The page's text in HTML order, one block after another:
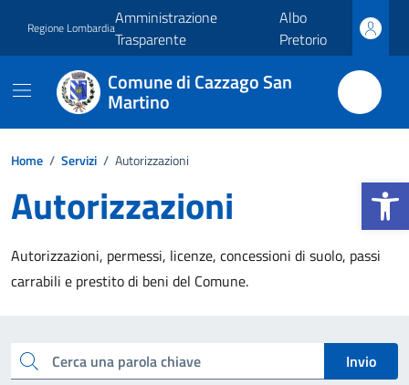
Apri la
Regione LombardiaAmministrazione
Trasparente
Albo
Pretorio
Comune di Cazzago San
Martino
Home / Servizi / Autorizzazioni
Autorizzazioni
Autorizzazioni, permessi, licenze, concessioni di suolo, passi
carrabili e prestito di beni del Comune.
Cerca una parola chiave
Invio